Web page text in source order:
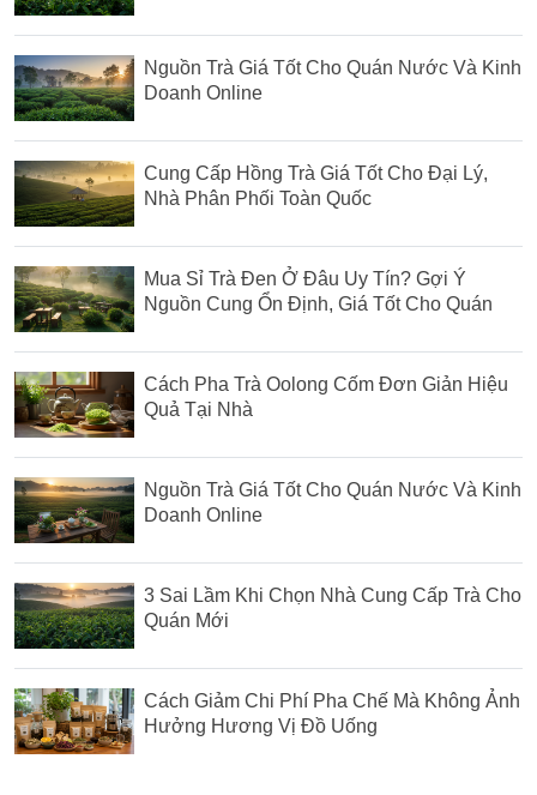
Nguồn Trà Giá Tốt Cho Quán Nước Và Kinh
Doanh Online
Cung Cấp Hồng Trà Giá Tốt Cho Đại Lý,
Nhà Phân Phối Toàn Quốc
Mua Sỉ Trà Đen Ở Đâu Uy Tín? Gợi Ý
Nguồn Cung Ổn Định, Giá Tốt Cho Quán
Cách Pha Trà Oolong Cốm Đơn Giản Hiệu
Quả Tại Nhà
Nguồn Trà Giá Tốt Cho Quán Nước Và Kinh
Doanh Online
3 Sai Lầm Khi Chọn Nhà Cung Cấp Trà Cho
Quán Mới
Cách Giảm Chi Phí Pha Chế Mà Không Ảnh
Hưởng Hương Vị Đồ Uống